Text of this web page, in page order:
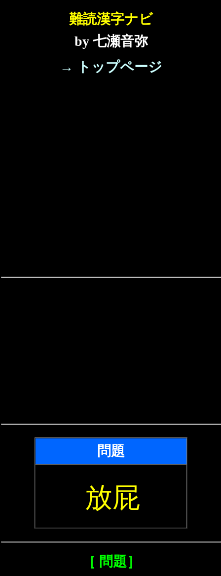
難読漢字ナビ
by 七瀬音弥
→ トップページ
問題
放屁
［ 問題］